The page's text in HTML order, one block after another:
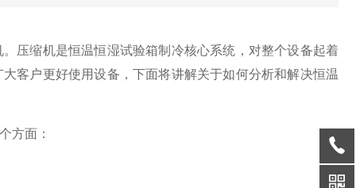
压缩机是恒温恒湿试验箱制冷核心系统，对整个设备起着
客户更好使用设备，下面将讲解关于如何分析和解决恒温
方面：